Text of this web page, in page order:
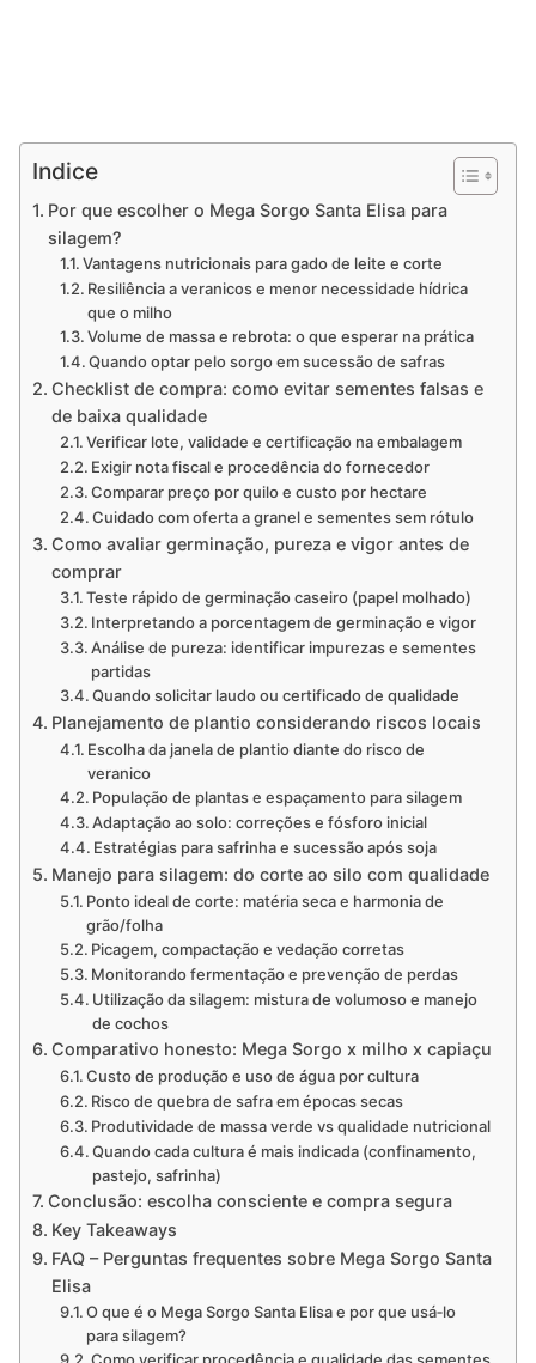
Indice
Por que escolher o Mega Sorgo Santa Elisa para
silagem?
Vantagens nutricionais para gado de leite e corte
Resiliência a veranicos e menor necessidade hídrica
que o milho
Volume de massa e rebrota: o que esperar na prática
Quando optar pelo sorgo em sucessão de safras
Checklist de compra: como evitar sementes falsas e
de baixa qualidade
Verificar lote, validade e certificação na embalagem
Exigir nota fiscal e procedência do fornecedor
Comparar preço por quilo e custo por hectare
Cuidado com oferta a granel e sementes sem rótulo
Como avaliar germinação, pureza e vigor antes de
comprar
Teste rápido de germinação caseiro (papel molhado)
Interpretando a porcentagem de germinação e vigor
Análise de pureza: identificar impurezas e sementes
partidas
Quando solicitar laudo ou certificado de qualidade
Planejamento de plantio considerando riscos locais
Escolha da janela de plantio diante do risco de
veranico
População de plantas e espaçamento para silagem
Adaptação ao solo: correções e fósforo inicial
Estratégias para safrinha e sucessão após soja
Manejo para silagem: do corte ao silo com qualidade
Ponto ideal de corte: matéria seca e harmonia de
grão/folha
Picagem, compactação e vedação corretas
Monitorando fermentação e prevenção de perdas
Utilização da silagem: mistura de volumoso e manejo
de cochos
Comparativo honesto: Mega Sorgo x milho x capiaçu
Custo de produção e uso de água por cultura
Risco de quebra de safra em épocas secas
Produtividade de massa verde vs qualidade nutricional
Quando cada cultura é mais indicada (confinamento,
pastejo, safrinha)
Conclusão: escolha consciente e compra segura
Key Takeaways
FAQ – Perguntas frequentes sobre Mega Sorgo Santa
Elisa
O que é o Mega Sorgo Santa Elisa e por que usá‑lo
para silagem?